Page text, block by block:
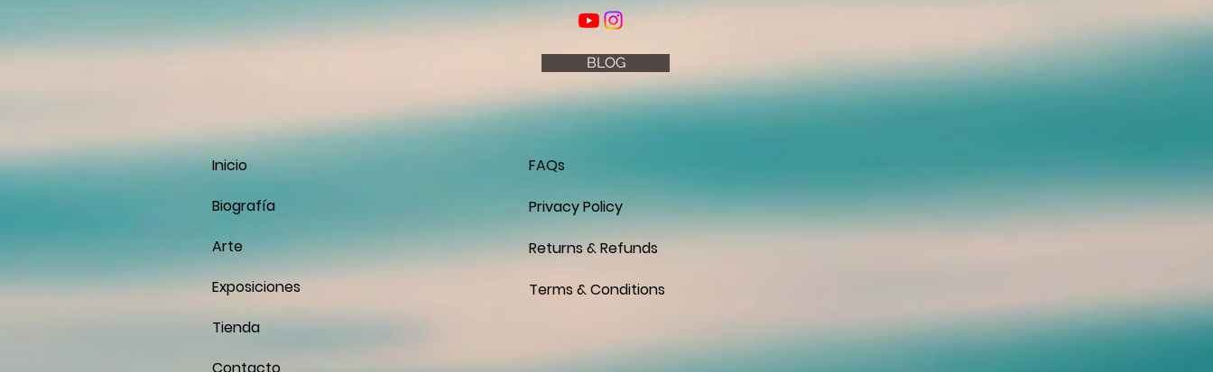
BLOG
Inicio
Biografía
Arte
Exposiciones
Tienda
FAQs
Privacy Policy
Returns & Refunds
Terms & Conditions